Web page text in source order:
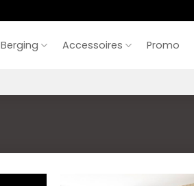
Berging Accessoires Promo